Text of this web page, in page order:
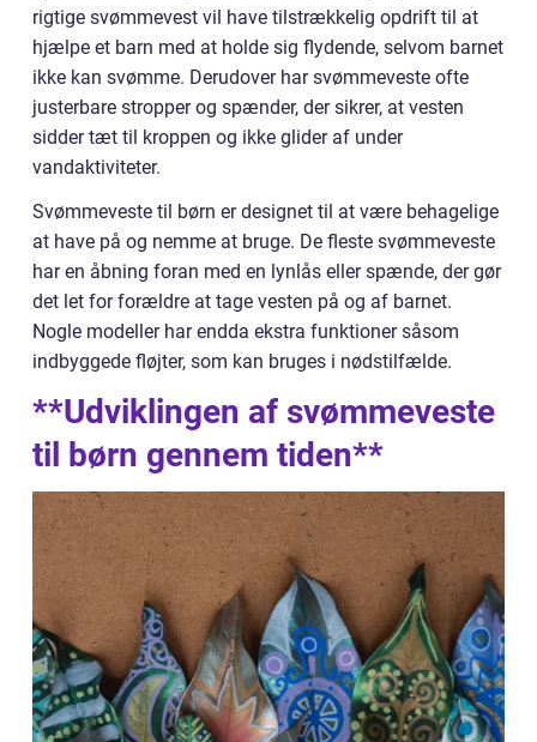
rigtige svømmevest vil have tilstrækkelig opdrift til at
hjælpe et barn med at holde sig flydende, selvom barnet
ikke kan svømme. Derudover har svømmeveste ofte
justerbare stropper og spænder, der sikrer, at vesten
sidder tæt til kroppen og ikke glider af under
vandaktiviteter.
Svømmeveste til børn er designet til at være behagelige
at have på og nemme at bruge. De fleste svømmeveste
har en åbning foran med en lynlås eller spænde, der gør
det let for forældre at tage vesten på og af barnet.
Nogle modeller har endda ekstra funktioner såsom
indbyggede fløjter, som kan bruges i nødstilfælde.
**Udviklingen af svømmeveste
til børn gennem tiden**